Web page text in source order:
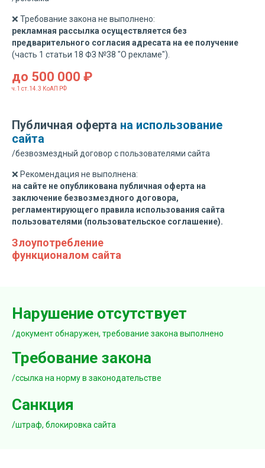
❌ Требование закона не выполнено:
рекламная рассылка осуществляется без
предварительного согласия адресата на ее получение
(часть 1 статьи 18 ФЗ №38 "О рекламе").
до 500 000 ₽
ч.1 ст.14.3 КоАП РФ
Публичная оферта на использование
сайта
/безвозмездный договор с пользователями сайта
❌ Рекомендация не выполнена:
на сайте не опубликована публичная оферта на
заключение безвозмездного договора,
регламентирующего правила использования сайта
пользователями (пользовательское соглашение).
Злоупотребление
функционалом сайта
Нарушение отсутствует
/документ обнаружен, требование закона выполнено
Требование закона
/ссылка на норму в законодательстве
Санкция
/штраф, блокировка сайта